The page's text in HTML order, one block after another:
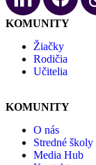
KOMUNITY
Žiačky
Rodičia
Učitelia
KOMUNITY
O nás
Stredné školy
Media Hub